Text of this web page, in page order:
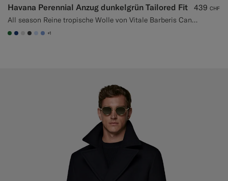
Havana Perennial Anzug dunkelgrün Tailored Fit
All season Reine tropische Wolle von Vitale Barberis Canonico, Italien
439 CHF
#227038
#1C3D7A
#D9DADA
#3d4043
#CCDCF9
#82A1DC
+1